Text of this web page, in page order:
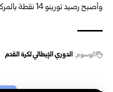
وأصبح رصيد تورينو 14 نقطة بالمركز الحادي عشر في ترتيب الدوري.
الوسوم: الدوري الإيطالي لكرة القدم